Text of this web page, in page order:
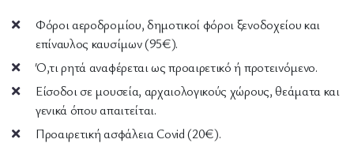
Φόροι αεροδρομίου, δημοτικοί φόροι ξενοδοχείου και
επίναυλος καυσίμων (95€).
Ό,τι ρητά αναφέρεται ως προαιρετικό ή προτεινόμενο.
Είσοδοι σε μουσεία, αρχαιολογικούς χώρους, θεάματα και
γενικά όπου απαιτείται.
Προαιρετική ασφάλεια Covid (20€).